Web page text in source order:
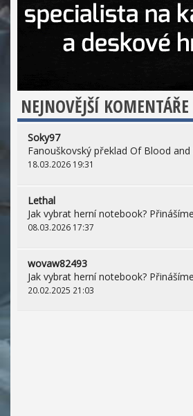
NEJNOVĚJŠÍ KOMENTÁŘE
Soky97
Fanouškovský překlad Of Blood
18.03.2026 19:31
Lethal
Jak vybrat herní notebook?
08.03.2026 17:37
wovaw82493
Jak vybrat herní notebook?
20.02.2025 21:03